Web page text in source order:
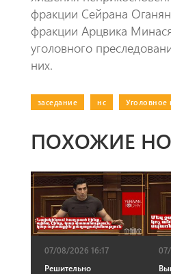
фракции Сейрана
фракции Арцвика
уголовного
них.
заседание нс Уголовное
ПОХОЖИЕ
07/08/2026 16:17
Решительно